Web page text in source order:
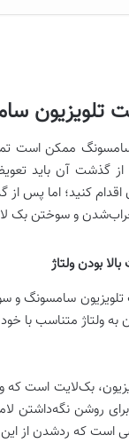
تلویزیون
ممکن است
گذشت آن باید
کنید؛ اما پس
و سوختن بک
سامسونگ و
ولتاژ متناسب با
بک‌لایت است که
روشن‌ نگه‌داشتن
است که رد‌شدن از